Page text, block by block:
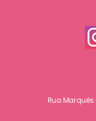
Rua Marquês